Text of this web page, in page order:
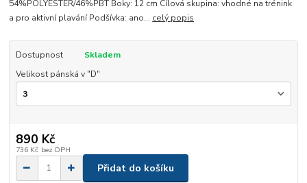
54%POLYESTER/46%PBT Boky: 12 cm Cílová skupina: vhodné na trénink
a pro aktivní plavání Podšívka: ano... celý popis
Dostupnost
Skladem
Velikost pánská v "D"
890 Kč
736 Kč bez DPH
Přidat do košíku